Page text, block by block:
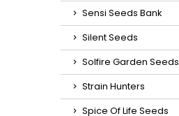
Sensi Seeds Bank
Silent Seeds
Solfire Garden Seeds
Strain Hunters
Spice Of Life Seeds